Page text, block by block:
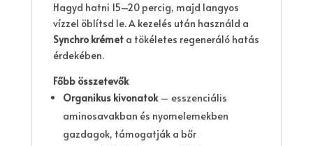
Hagyd hatni 15–20 percig, majd langyos
vízzel öblítsd le. A kezelés után használd a
Synchro krémeta tökéletes regeneráló hatás
érdekében.
Főbb összetevők
Organikus kivonatok– esszenciális
aminosavakban és nyomelemekben
gazdagok, támogatják a bőr